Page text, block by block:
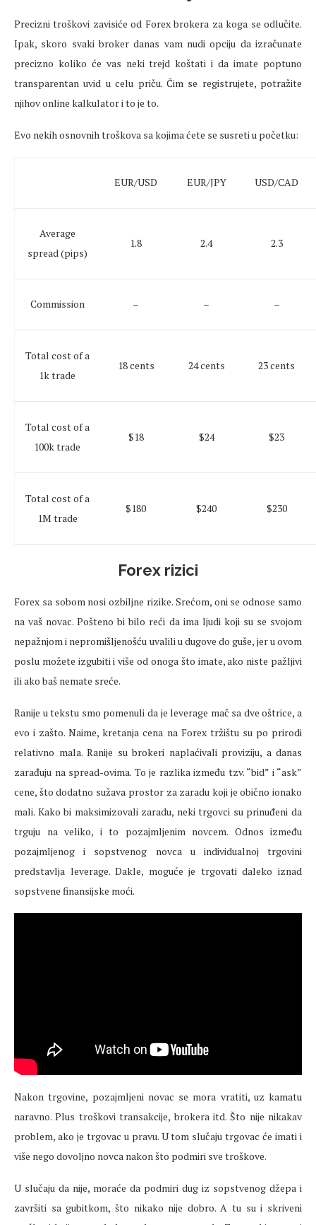
Precizni troškovi zavisiće od Forex brokera za koga se odlučite.
Ipak, skoro svaki broker danas vam nudi opciju da izračunate
precizno koliko će vas neki trejd koštati i da imate poptuno
transparentan uvid u celu priču. Čim se registrujete, potražite
njihov online kalkulator i to je to.
Evo nekih osnovnih troškova sa kojima ćete se susreti u početku:
EUR/USD EUR/JPY USD/CAD
Average
spread (pips)
1.8 2.4 2.3
Commission – – –
Total cost of a
1k trade
18 cents 24 cents 23 cents
Total cost of a
100k trade
$18 $24 $23
Total cost of a
1M trade
$180 $240 $230
Forex rizici
Forex sa sobom nosi ozbiljne rizike. Srećom, oni se odnose samo
na vaš novac. Pošteno bi bilo reći da ima ljudi koji su se svojom
nepažnjom i nepromišljenošću uvalili u dugove do guše, jer u ovom
poslu možete izgubiti i više od onoga što imate, ako niste pažljivi
ili ako baš nemate sreće.
Ranije u tekstu smo pomenuli da je leverage mač sa dve oštrice, a
evo i zašto. Naime, kretanja cena na Forex tržištu su po prirodi
relativno mala. Ranije su brokeri naplaćivali proviziju, a danas
zarađuju na spread-ovima. To je razlika između tzv. “bid” i “ask”
cene, što dodatno sužava prostor za zaradu koji je obično ionako
mali. Kako bi maksimizovali zaradu, neki trgovci su prinuđeni da
trguju na veliko, i to pozajmljenim novcem. Odnos između
pozajmljenog i sopstvenog novca u individualnoj trgovini
predstavlja leverage. Dakle, moguće je trgovati daleko iznad
sopstvene finansijske moći.
Nakon trgovine, pozajmljeni novac se mora vratiti, uz kamatu
naravno. Plus troškovi transakcije, brokera itd. Što nije nikakav
problem, ako je trgovac u pravu. U tom slučaju trgovac će imati i
više nego dovoljno novca nakon što podmiri sve troškove.
U slučaju da nije, moraće da podmiri dug iz sopstvenog džepa i
završiti sa gubitkom, što nikako nije dobro. A tu su i skriveni